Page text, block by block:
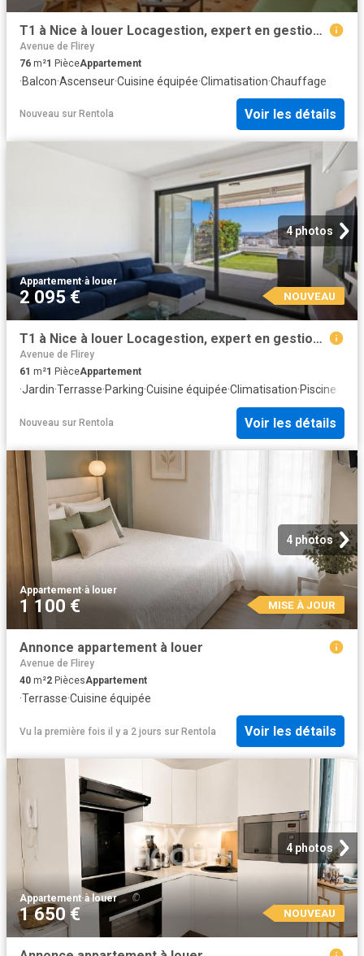
T1 à Nice à louer Locagestion, expert en gestion locative
Avenue de Flirey
76 m²1 PièceAppartement
·Balcon·Ascenseur·Cuisine équipée·Climatisation·Chauffage
Nouveau sur Rentola Voir les détails
4 photos
Appartement·à louer
2 095 € NOUVEAU
T1 à Nice à louer Locagestion, expert en gestion locative
Avenue de Flirey
61 m²1 PièceAppartement
·Jardin·Terrasse·Parking·Cuisine équipée·Climatisation·Piscine
Nouveau sur Rentola Voir les détails
4 photos
Appartement·à louer
1 100 € MISE À JOUR
Annonce appartement à louer
Avenue de Flirey
40 m²2 PiècesAppartement
·Terrasse·Cuisine équipée
Vu la première fois il y a 2 jours sur Rentola Voir les détails
4 photos
Appartement·à louer
1 650 € NOUVEAU